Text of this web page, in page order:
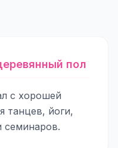
пол
с хорошей
танцев, йоги,
семинаров.